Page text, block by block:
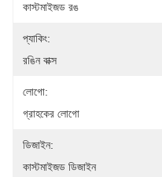
কাস্টমাইজড রঙ
প্যাকিং:
রঙিন বাক্স
লোগো:
গ্রাহকের লোগো
ডিজাইন:
কাস্টমাইজড ডিজাইন